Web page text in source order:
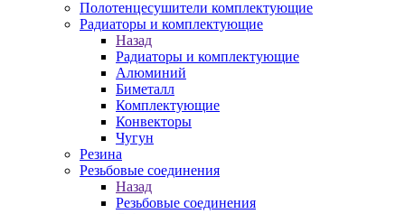
Полотенцесушители комплектующие
Радиаторы и комплектующие
Назад
Радиаторы и комплектующие
Алюминий
Биметалл
Комплектующие
Конвекторы
Чугун
Резина
Резьбовые соединения
Назад
Резьбовые соединения